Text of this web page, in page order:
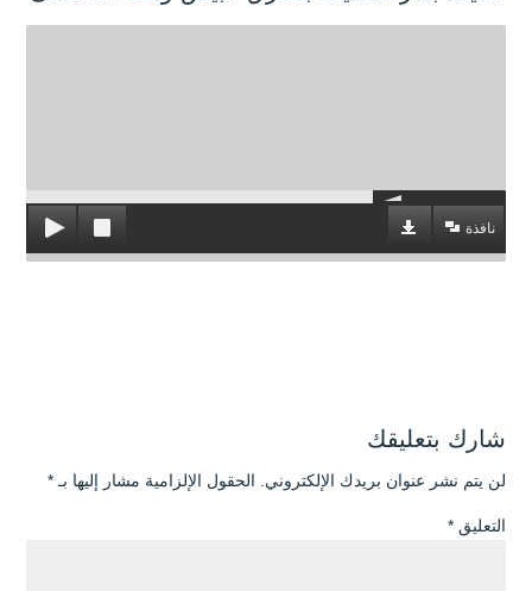
نافذة
شارك بتعليقك
لن يتم نشر عنوان بريدك الإلكتروني. الحقول الإلزامية مشار إليها بـ *
التعليق *